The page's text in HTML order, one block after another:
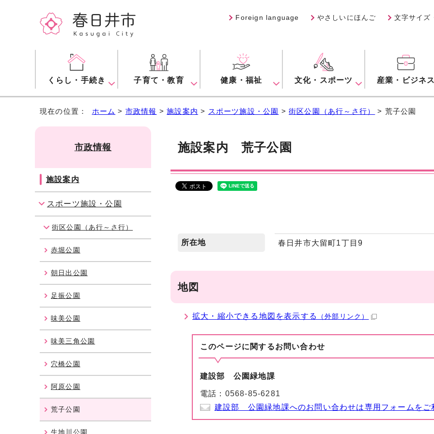
Foreign language やさしいにほんご 文字サイズ
くらし・手続き 子育て・教育 健康・福祉 文化・スポーツ 産業・ビジネス
現在の位置： ホーム > 市政情報 >施設案内 > スポーツ施設・公園 >街区公園（あ行～さ行） > 荒子公園
施設案内 荒子公園
所在地 春日井市大留町1丁目9
地図
拡大・縮小できる地図を表示する （外部リンク）
このページに関するお問い合わせ
建設部 公園緑地課
電話： 0568-85-6281
建設部 公園緑地課へのお問い合わせは専用フォームをご
市政情報
施設案内
スポーツ施設・公園
街区公園（あ行～さ行）
赤堀公園
朝日出公園
足振公園
味美公園
味美三角公園
穴橋公園
阿原公園
荒子公園
生地川公園